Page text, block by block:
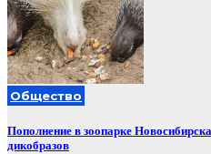
Общество
Пополнение в зоопарке
дикобразов